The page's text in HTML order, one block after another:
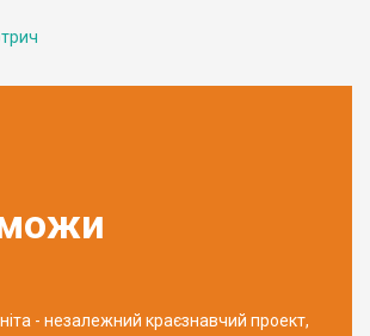
- незалежний краєзнавчий проект,